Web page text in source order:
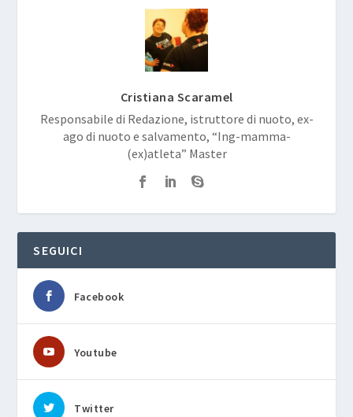
Cristiana Scaramel
Responsabile di Redazione, istruttore di nuoto, ex-
ago di nuoto e salvamento, “Ing-mamma-
(ex)atleta” Master
SEGUICI
Facebook
Youtube
Twitter